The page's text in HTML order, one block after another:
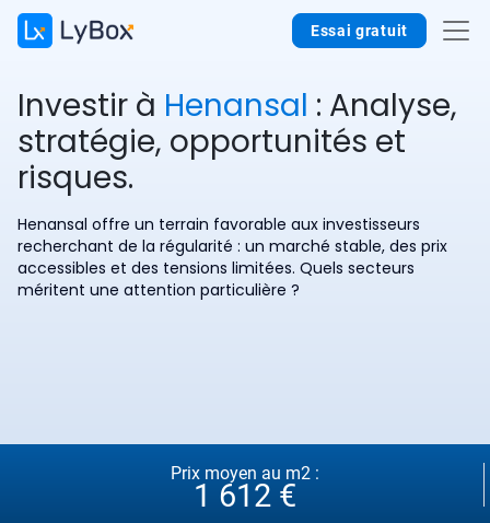
Essai gratuit
Investir à Henansal : Analyse,
stratégie, opportunités et
risques.
Henansal offre un terrain favorable aux investisseurs
recherchant de la régularité : un marché stable, des prix
accessibles et des tensions limitées. Quels secteurs
méritent une attention particulière ?
Prix moyen au m2 :
1 612 €